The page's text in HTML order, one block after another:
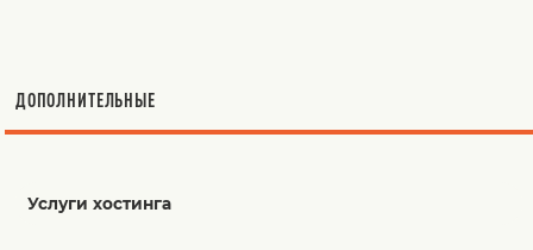
ДОПОЛНИТЕЛЬНЫЕ
Услуги хостинга